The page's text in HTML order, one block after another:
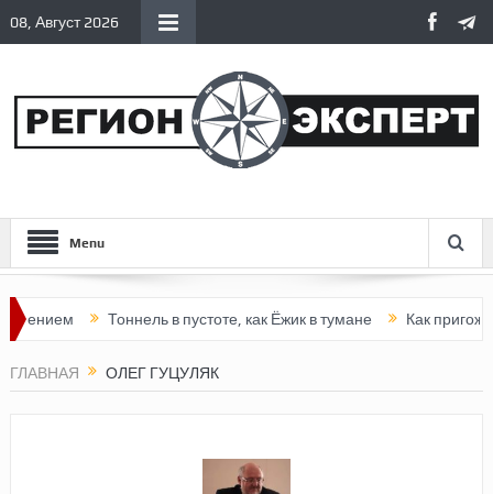
08, Август 2026
Menu
Тоннель в пустоте, как Ёжик в тумане Как
ГЛАВНАЯ ОЛЕГ ГУЦУЛЯК